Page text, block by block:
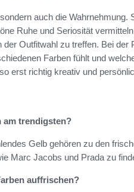
auch die Wahrnehmung.
Ruhe und Seriosität
Outfitwahl zu treffen. Bei
Farben fühlt und
erst richtig kreativ und
am trendigsten?
Gelb gehören zu den
Marc Jacobs und Prada zu
auffrischen?